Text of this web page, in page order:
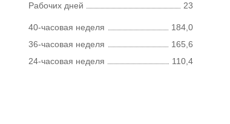
Рабочих дней
23
40-часовая неделя
184,0
36-часовая неделя
165,6
24-часовая неделя
110,4